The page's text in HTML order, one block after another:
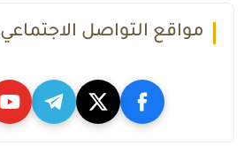
مواقع التواصل الاجتماعي